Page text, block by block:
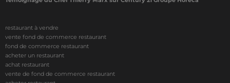
restaurant à vendre
vente fond de commerce restaurant
fond de commerce restaurant
acheter un restaurant
achat restaurant
vente de fond de commerce restaurant